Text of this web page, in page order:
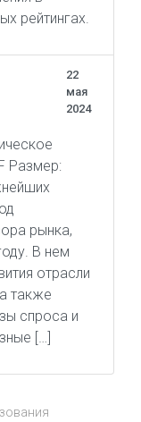
рейтингах.
22
мая
2024
Размер:
рынка,
В нем
отрасли
также
спроса и
[…]